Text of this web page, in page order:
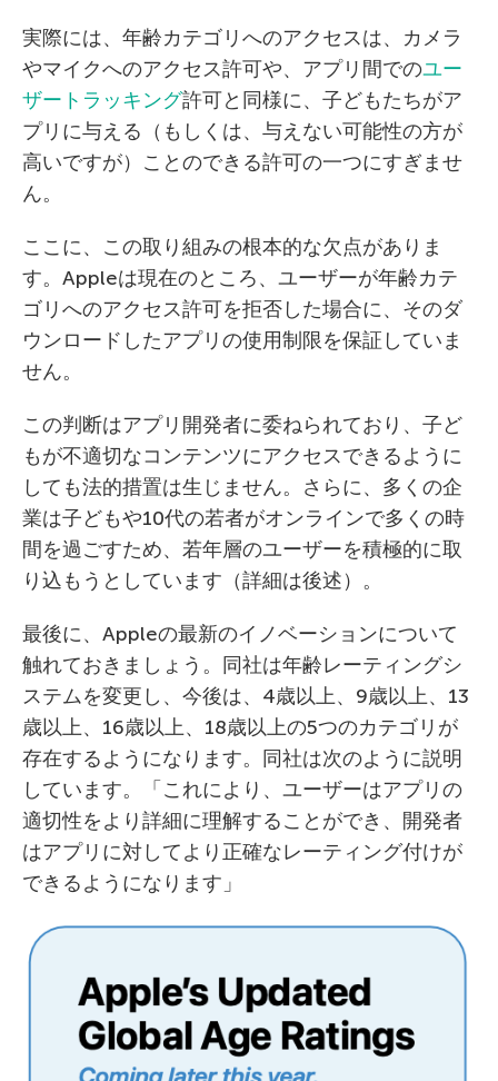
実際には、年齢カテゴリへのアクセスは、カメラ
やマイクへのアクセス許可や、アプリ間でのユー
ザートラッキング許可と同様に、子どもたちがア
プリに与える（もしくは、与えない可能性の方が
高いですが）ことのできる許可の一つにすぎませ
ん。
ここに、この取り組みの根本的な欠点がありま
す。Appleは現在のところ、ユーザーが年齢カテ
ゴリへのアクセス許可を拒否した場合に、そのダ
ウンロードしたアプリの使用制限を保証していま
せん。
この判断はアプリ開発者に委ねられており、子ど
もが不適切なコンテンツにアクセスできるように
しても法的措置は生じません。さらに、多くの企
業は子どもや10代の若者がオンラインで多くの時
間を過ごすため、若年層のユーザーを積極的に取
り込もうとしています（詳細は後述）。
最後に、Appleの最新のイノベーションについて
触れておきましょう。同社は年齢レーティングシ
ステムを変更し、今後は、4歳以上、9歳以上、13
歳以上、16歳以上、18歳以上の5つのカテゴリが
存在するようになります。同社は次のように説明
しています。「これにより、ユーザーはアプリの
適切性をより詳細に理解することができ、開発者
はアプリに対してより正確なレーティング付けが
できるようになります」